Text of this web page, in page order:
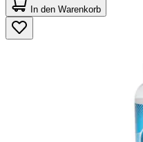
von
5
Sternen.
88
In den Warenkorb